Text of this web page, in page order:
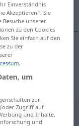
Einverständnis
Akzeptieren“. Sie
unserer
zu den Cookies
Sie einfach auf den
zu der
.
um
zur
oder Zugriff auf
und Inhalte,
und